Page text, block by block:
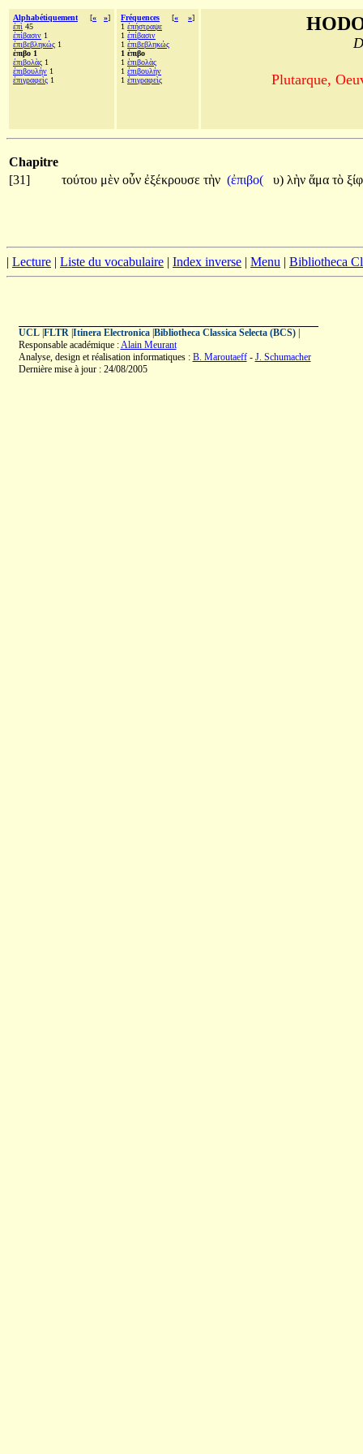
Alphabétiquement [« »]
ἐπὶ 45
ἐπίβασιν 1
ἐπιβεβληκώς 1
ἐπιβο 1
ἐπιβολὰς 1
ἐπιβουλὴν 1
ἐπιγραφεὶς 1
Fréquences [« »]
1 ἐπήστραψε
1 ἐπίβασιν
1 ἐπιβεβληκώς
1 ἐπιβο
1 ἐπιβολὰς
1 ἐπιβουλὴν
1 ἐπιγραφεὶς Plutarque,
Chapitre
[31]
τούτου μὲν οὖν ἐξέκρουσε τὴν (ἐπιβο( υ) λὴν ἅμα τὸ
| Lecture | Liste du vocabulaire | Index inverse | Menu | Bibliotheca
UCL| FLTR| Itinera Electronica| Bibliotheca Classica Selecta (BCS)|
Responsable académique :Alain Meurant
Analyse, design et réalisation informatiques : B. Maroutaeff- J. Schumacher
Dernière mise à jour : 24/08/2005